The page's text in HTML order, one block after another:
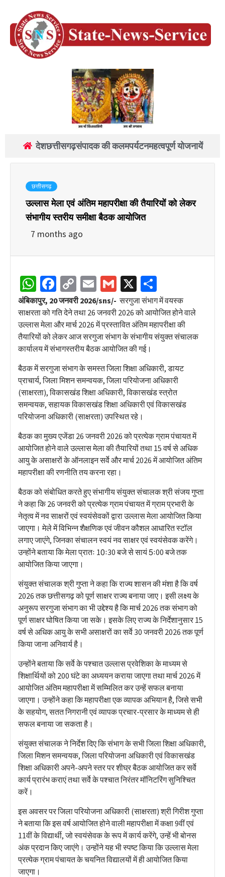
देशछत्तीसगढ़संपादक की कलमपर्यटनमहत्वपूर्ण योजनायें
छत्तीसगढ़
उल्लास मेला एवं अंतिम महापरीक्षा की तैयारियों को लेकर
संभागीय स्तरीय समीक्षा बैठक आयोजित
7 months ago
WhatsApp
Facebook
Copy
Link
EmailGmail
X
अंबिकापुर, 20 जनवरी 2026/sns/- सरगुजा संभाग में वयस्क
साक्षरता को गति देने तथा 26 जनवरी 2026 को आयोजित होने वाले
उल्लास मेला और मार्च 2026 में प्रस्तावित अंतिम महापरीक्षा की
तैयारियों को लेकर आज सरगुजा संभाग के संभागीय संयुक्त संचालक
कार्यालय में संभागस्तरीय बैठक आयोजित की गई।
बैठक में सरगुजा संभाग के समस्त जिला शिक्षा अधिकारी, डायट
प्राचार्य, जिला मिशन समन्वयक, जिला परियोजना अधिकारी
(साक्षरता), विकासखंड शिक्षा अधिकारी, विकासखंड स्त्रोत
समन्वयक, सहायक विकासखंड शिक्षा अधिकारी एवं विकासखंड
परियोजना अधिकारी (साक्षरता) उपस्थित रहे।
बैठक का मुख्य एजेंडा 26 जनवरी 2026 को प्रत्येक ग्राम पंचायत में
आयोजित होने वाले उल्लास मेला की तैयारियों तथा 15 वर्ष से अधिक
आयु के असाक्षरों के ऑनलाइन सर्वे और मार्च 2026 में आयोजित अंतिम
महापरीक्षा की रणनीति तय करना रहा।
बैठक को संबोधित करते हुए संभागीय संयुक्त संचालक श्री संजय गुप्ता
ने कहा कि 26 जनवरी को प्रत्येक ग्राम पंचायत में ग्राम प्रभारी के
नेतृत्व में नव साक्षरों एवं स्वयंसेवकों द्वारा उल्लास मेला आयोजित किया
जाएगा। मेले में विभिन्न शैक्षणिक एवं जीवन कौशल आधारित स्टॉल
लगाए जाएंगे, जिनका संचालन स्वयं नव साक्षर एवं स्वयंसेवक करेंगे।
उन्होंने बताया कि मेला प्रातः 10ः30 बजे से सायं 5ः00 बजे तक
आयोजित किया जाएगा।
संयुक्त संचालक श्री गुप्ता ने कहा कि राज्य शासन की मंशा है कि वर्ष
2026 तक छत्तीसगढ़ को पूर्ण साक्षर राज्य बनाया जाए। इसी लक्ष्य के
अनुरूप सरगुजा संभाग का भी उद्देश्य है कि मार्च 2026 तक संभाग को
पूर्ण साक्षर घोषित किया जा सके। इसके लिए राज्य के निर्देशानुसार 15
वर्ष से अधिक आयु के सभी असाक्षरों का सर्वे 30 जनवरी 2026 तक पूर्ण
किया जाना अनिवार्य है।
उन्होंने बताया कि सर्वे के पश्चात उल्लास प्रवेशिका के माध्यम से
शिक्षार्थियों को 200 घंटे का अध्ययन कराया जाएगा तथा मार्च 2026 में
आयोजित अंतिम महापरीक्षा में सम्मिलित कर उन्हें सफल बनाया
जाएगा। उन्होंने कहा कि महापरीक्षा एक व्यापक अभियान है, जिसे सभी
के सहयोग, सतत निगरानी एवं व्यापक प्रचार-प्रसार के माध्यम से ही
सफल बनाया जा सकता है।
संयुक्त संचालक ने निर्देश दिए कि संभाग के सभी जिला शिक्षा अधिकारी,
जिला मिशन समन्वयक, जिला परियोजना अधिकारी एवं विकासखंड
शिक्षा अधिकारी अपने-अपने स्तर पर शीघ्र बैठक आयोजित कर सर्वे
कार्य प्रारंभ कराएं तथा सर्वे के पश्चात निरंतर मॉनिटरिंग सुनिश्चित
करें।
इस अवसर पर जिला परियोजना अधिकारी (साक्षरता) श्री गिरीश गुप्ता
ने बताया कि इस वर्ष आयोजित होने वाली महापरीक्षा में कक्षा 9वीं एवं
11वीं के विद्यार्थी, जो स्वयंसेवक के रूप में कार्य करेंगे, उन्हें भी बोनस
अंक प्रदान किए जाएंगे। उन्होंने यह भी स्पष्ट किया कि उल्लास मेला
प्रत्येक ग्राम पंचायत के चयनित विद्यालयों में ही आयोजित किया
जाएगा।